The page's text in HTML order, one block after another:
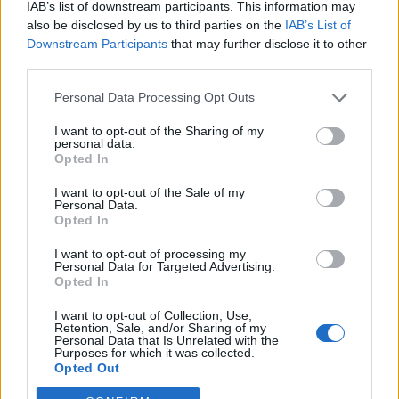
IAB’s list of downstream participants. This information may
also be disclosed by us to third parties on the IAB’s List of
Downstream Participants that may further disclose it to other
Personal Data Processing Opt Outs
I want to opt-out of the Sharing of my
personal data.
Opted In
I want to opt-out of the Sale of my
Personal Data.
Opted In
I want to opt-out of processing my
Personal Data for Targeted Advertising.
Opted In
I want to opt-out of Collection, Use,
Retention, Sale, and/or Sharing of my
Personal Data that Is Unrelated with the
Purposes for which it was collected.
Opted Out
recursos a los que renuncias por no haber elegido la
mejor alternativa posible. Este concepto te permite
evaluar el impacto de cada elección.
que contraes una deuda al contratar un servicio de ellos
dinero. Uno de los más comunes es el banco, quien
suele conceder préstamos a las empresas.
todos los movimientos de entrada y salida de dinero que
hay durante un periodo de tiempo. Es el resultado de
que tiene tu empresa en un periodo determinado. Es
muy importante tenerlo siempre controlado, ya que es
Punto de equilibrio. Es el punto de ventas que se
necesita para poder hacer frente a todos los costos y
gastos, sin generar pérdidas ni ganancias. Es decir, es el
punto en el que los costes son iguales a los ingresos, un